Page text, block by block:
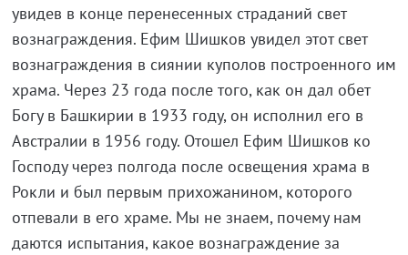
увидев в конце перенесенных страданий свет
вознаграждения. Ефим Шишков увидел этот свет
вознаграждения в сиянии куполов построенного им
храма. Через 23 года после того, как он дал обет
Богу в Башкирии в 1933 году, он исполнил его в
Австралии в 1956 году. Отошел Ефим Шишков ко
Господу через полгода после освещения храма в
Рокли и был первым прихожанином, которого
отпевали в его храме. Мы не знаем, почему нам
даются испытания, какое вознаграждение за